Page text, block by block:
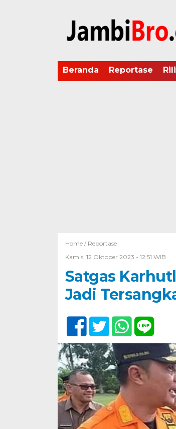
Beranda Reportase
Home / Reportase
Kamis, 12 Oktober 2023 - 12:51 WIB
Satgas
Jadi